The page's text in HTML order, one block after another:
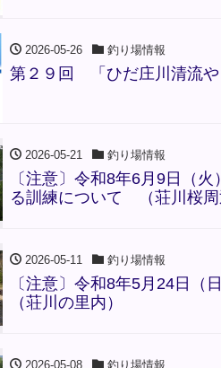
2026-05-26 釣り場情報
第２９回 「ひだ庄川清流や
2026-05-21 釣り場情報
〔注意〕令和8年6月9日（
る訓練について （荘川桜周
2026-05-11 釣り場情報
〔注意〕令和8年5月24日
（荘川の里内）
2026-05-08 釣り場情報